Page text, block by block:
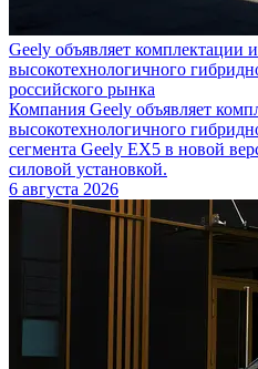
Geely объявляет
высокотехнологичного
российского рынка
Компания Geely объявляет
высокотехнологичного
сегмента Geely EX5 в новой
силовой установкой.
6 августа 2026